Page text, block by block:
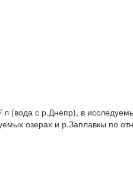
л (вода с р.Днепр), в
озерах и р.Заплавкы по